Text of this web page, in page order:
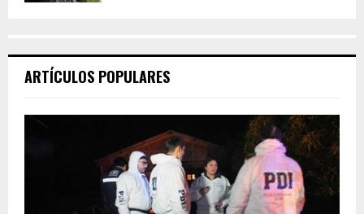
ARTÍCULOS POPULARES